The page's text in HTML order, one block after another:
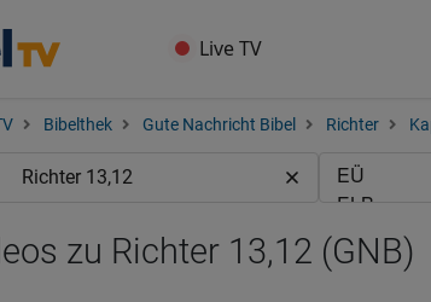
Live TV
Bibelthek Gute Nachricht Bibel Richter
zu Richter 13,12 (GNB)